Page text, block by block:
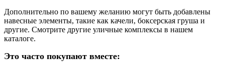
Дополнительно по вашему желанию могут быть добавлены
навесные элементы, такие как качели, боксерская груша и
другие. Смотрите другие уличные комплексы в нашем
каталоге.
Это часто покупают вместе: